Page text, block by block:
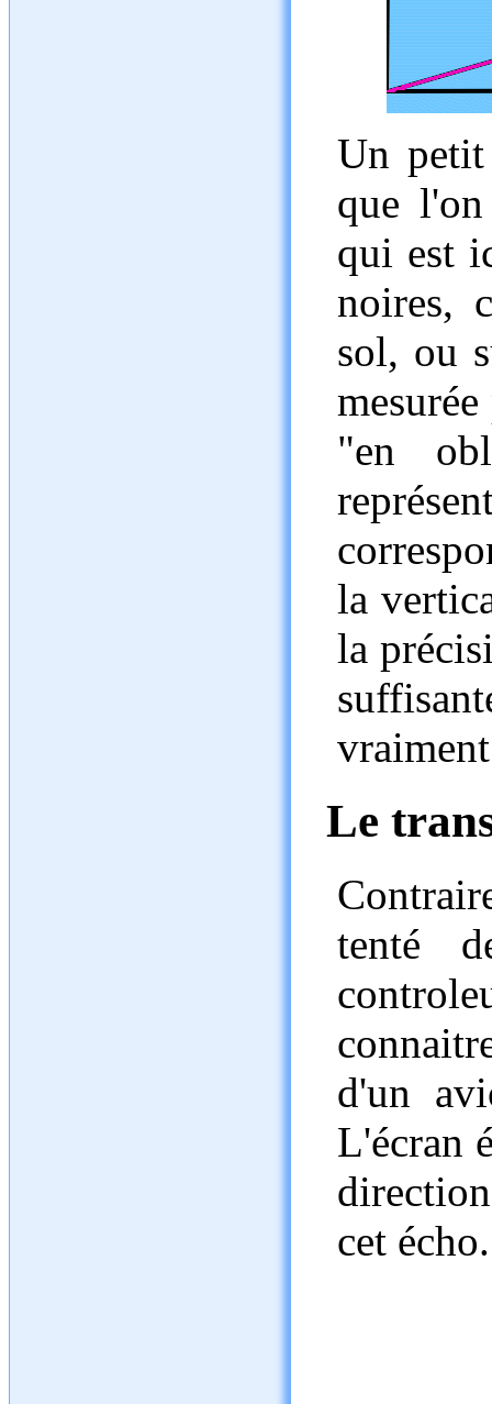
Un
que
qui est
noires,
sol, ou
"en
la
la
Le
tenté
d'un
L'écran
cet écho.